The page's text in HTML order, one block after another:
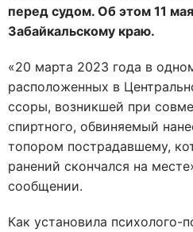
перед судом. Об этом 11
Забайкальскому краю.
«20 марта 2023 года в
расположенных в
ссоры, возникшей при
спиртного, обвиняемый
топором пострадавшему,
ранений скончался на
сообщении.
Как установила психолого-